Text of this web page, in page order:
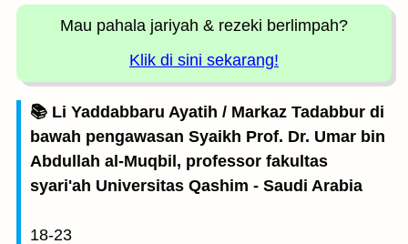
Mau pahala jariyah & rezeki berlimpah?
Klik di sini sekarang!
📚 Li Yaddabbaru Ayatih / Markaz Tadabbur di
bawah pengawasan Syaikh Prof. Dr. Umar bin
Abdullah al-Muqbil, professor fakultas
syari'ah Universitas Qashim - Saudi Arabia
18-23